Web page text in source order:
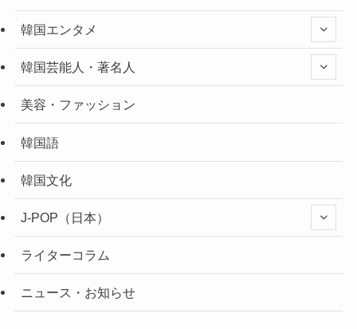
韓国エンタメ
韓国芸能人・著名人
美容・ファッション
韓国語
韓国文化
J-POP（日本）
ライターコラム
ニュース・お知らせ